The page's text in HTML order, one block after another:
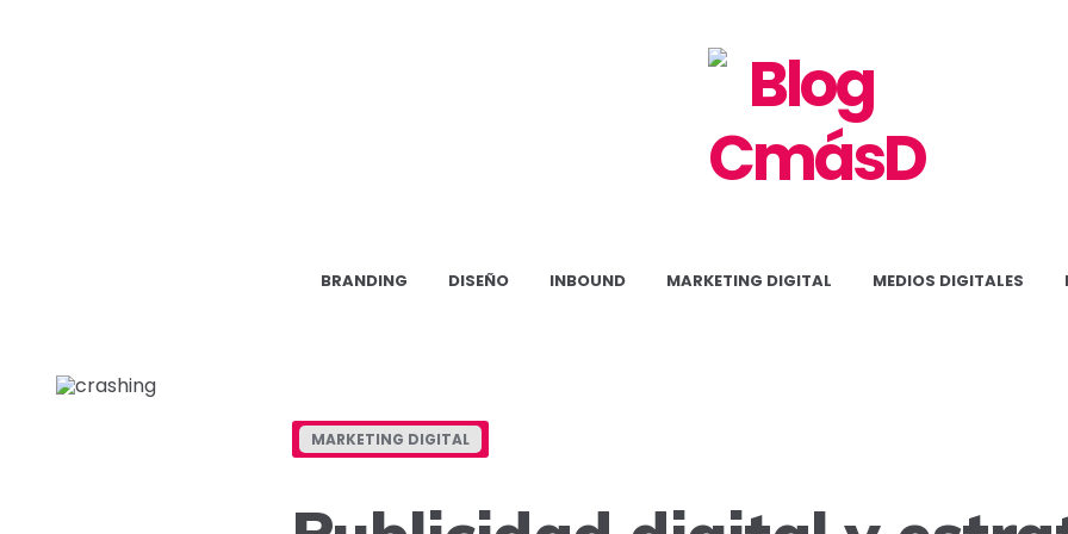
CmásD
BRANDING DISEÑO INBOUND MARKETING DIGITAL MEDIOS DIGITALES
MARKETING DIGITAL